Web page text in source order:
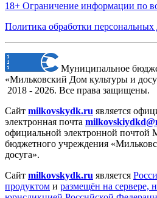
18+ Ограничение информации по
Политика обработки
Муниципальное
«Мильковский Дом культуры и
2018 - 2026. Все права защищены.
Сайт milkovskydk.ru является
электронная почта
официальной электронной почтой
бюджетного учреждения
досуга».
Сайт milkovskydk.ru является
продуктом и размещён на сервере,